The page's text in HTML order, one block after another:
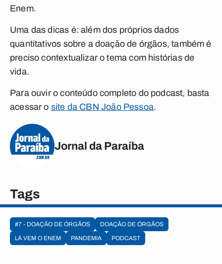
Enem.
Uma das dicas é: além dos próprios dados
quantitativos sobre a doação de órgãos, também é
preciso contextualizar o tema com histórias de
vida.
Para ouvir o conteúdo completo do podcast, basta
acessar o site da CBN João Pessoa.
Jornal da Paraíba
Tags
#7 - DOAÇÃO DE ÓRGÃOS
DOAÇÃO DE ÓRGÃOS
LÁ VEM O ENEM
PANDEMIA PODCAST